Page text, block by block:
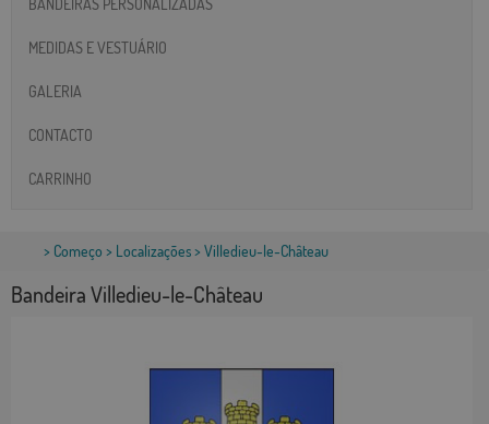
BANDEIRAS PERSONALIZADAS
MEDIDAS E VESTUÁRIO
GALERIA
CONTACTO
CARRINHO
> Começo > Localizações> Villedieu-le-Château
Bandeira Villedieu-le-Château